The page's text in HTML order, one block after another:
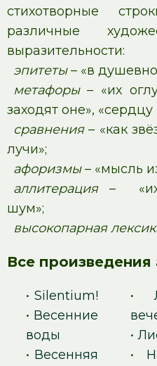
стихотворные
различные
выразительности:
эпитеты– «в
метафоры– «их
заходят оне», «сердцу
сравнения– «как
лучи»;
афоризмы– «мысль
аллитерация– «их
шум»;
высокопарная
Все произведения
• Silentium!
• Весенние
воды
• Весенняя
•
•
•